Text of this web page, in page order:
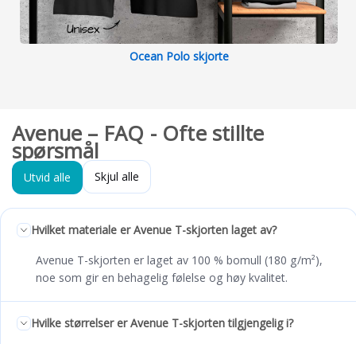
Ocean Polo skjorte
Avenue – FAQ - Ofte stillte
spørsmål
Utvid alle Skjul alle
Hvilket materiale er Avenue T-skjorten laget av?
Avenue T-skjorten er laget av 100 % bomull (180 g/m²),
noe som gir en behagelig følelse og høy kvalitet.
Hvilke størrelser er Avenue T-skjorten tilgjengelig i?